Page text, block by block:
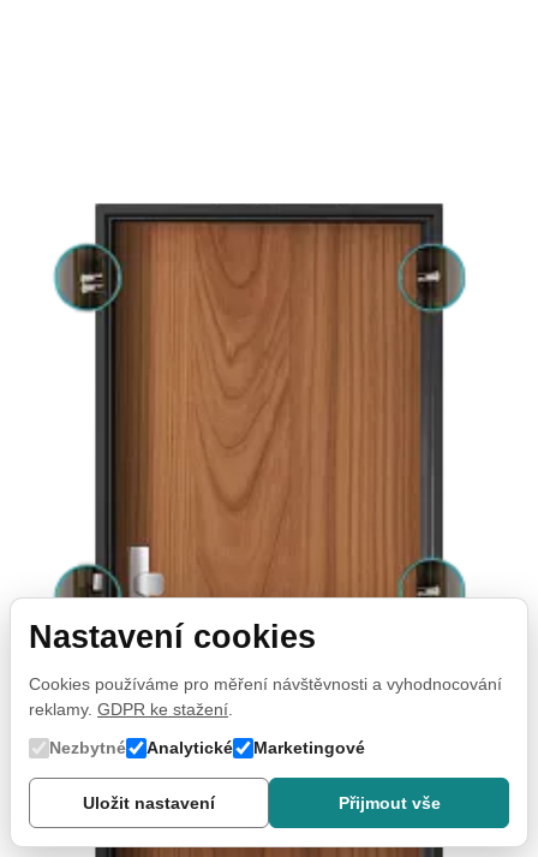
Nastavení cookies
Cookies používáme pro měření návštěvnosti a vyhodnocování
reklamy. GDPR ke stažení
Nezbytné
Analytické Marketingové
Uložit nastavení Přijmout vše